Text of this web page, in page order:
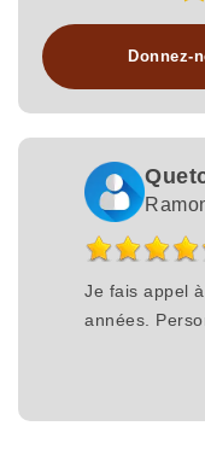
Donnez-
Je fais appel
années.